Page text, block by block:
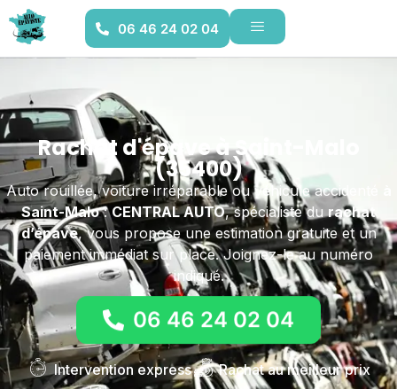
06 46 24 02 04
Rachat d'épave à Saint-Malo
(35400)
Auto rouillée, voiture irréparable ou véhicule accidenté
Saint-Malo:CENTRAL AUTO, spécialiste durachat
d’épave, vous propose une estimation gratuite et un
paiement immédiat sur place. Joignez-le au numéro
indiqué.
06 46 24 02 04
Intervention express
Rachat au meilleur prix